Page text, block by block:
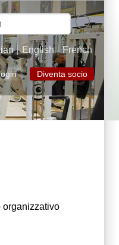
English French
Diventa socio